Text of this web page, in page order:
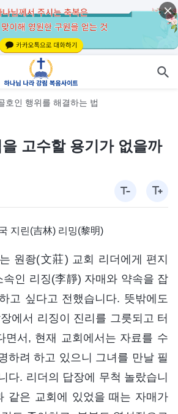
호인 행위를 해결하는 법
고수할 용기가 없을까
지린(吉林) 리밍(黎明)
원좡(文莊) 교회 리더에게 편지
속인 리징(李靜) 자매와 약속을 잡
고 싶다고 전했습니다. 뜻밖에도
에서 리징이 진리를 그릇되고 터
면서, 현재 교회에서는 자료를 수
하려 하고 있으니 그녀를 만날 필
다. 리더의 답장에 무척 놀랐습니
같은 교회에 있었을 때는 자매가